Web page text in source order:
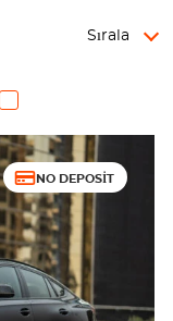
Sırala
NO DEPOSIT